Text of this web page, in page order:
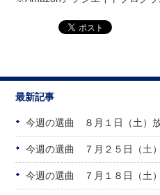
最新記事
今週の選曲 ８月１日（土）
今週の選曲 ７月２５日（土
今週の選曲 ７月１８日（土